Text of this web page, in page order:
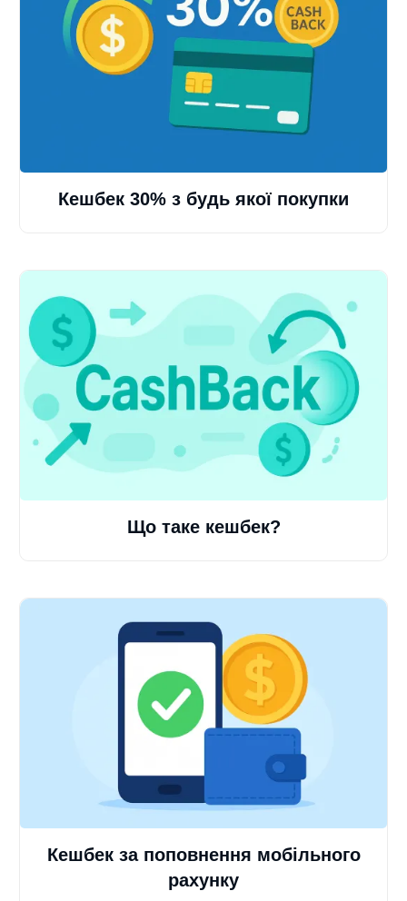
Кешбек 30% з будь якої покупки
Що таке кешбек?
Кешбек за поповнення мобільного
рахунку